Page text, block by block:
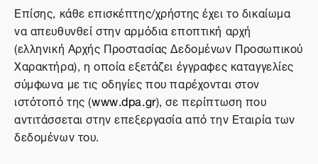
Επίσης, κάθε επισκέπτης/χρήστης έχει το δικαίωμα
να απευθυνθεί στην αρμόδια εποπτική αρχή
(ελληνική Αρχής Προστασίας Δεδομένων Προσωπικού
Χαρακτήρα), η οποία εξετάζει έγγραφες καταγγελίες
σύμφωνα με τις οδηγίες που παρέχονται στον
ιστότοπό της (www.dpa.gr), σε περίπτωση που
αντιτάσσεται στην επεξεργασία από την Εταιρία των
δεδομένων του.